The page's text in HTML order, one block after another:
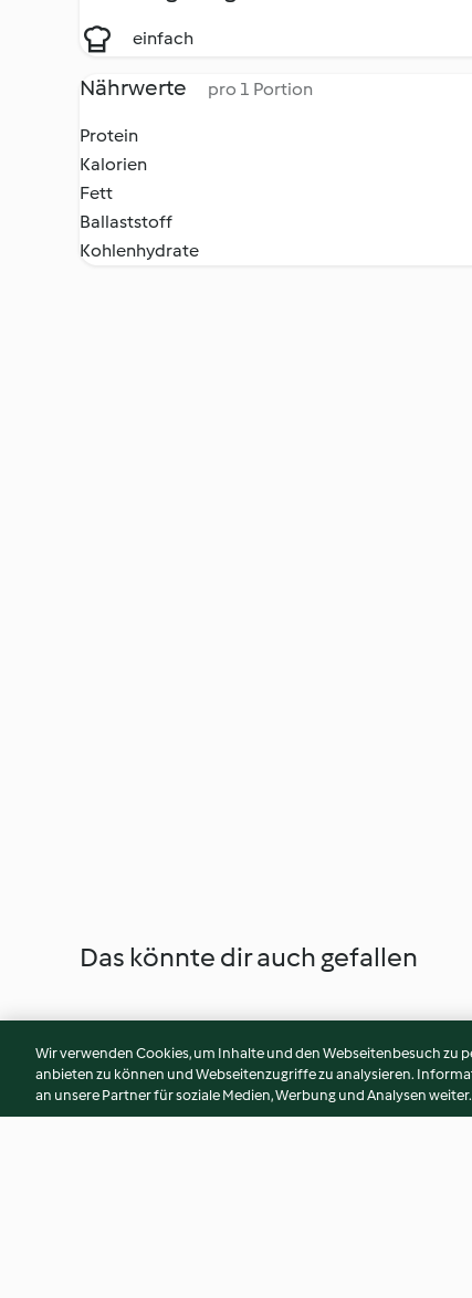
einfach
Nährwerte pro 1 Portion
Protein
Kalorien
Fett
Ballaststoff
Kohlenhydrate
Das könnte dir auch gefallen
Wir verwenden Cookies, um Inhalte und den Webseitenbesuch zu
anbieten zu können und Webseitenzugriffe zu analysieren.
an unsere Partner für soziale Medien, Werbung und Analysen weiter.